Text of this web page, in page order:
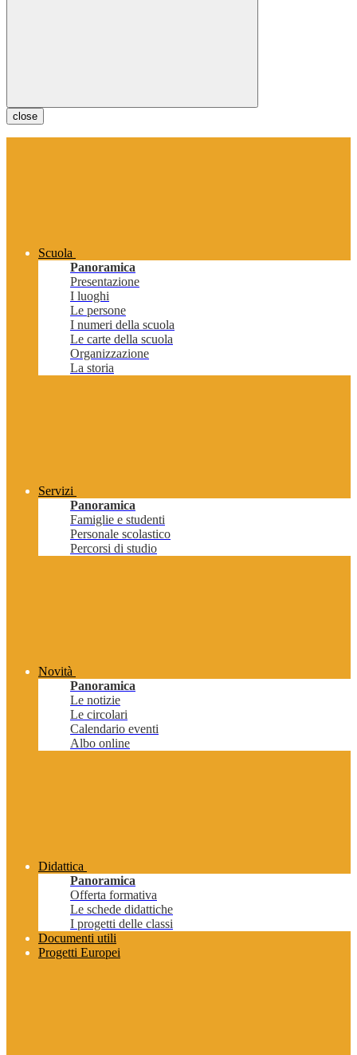
close
Scuola
Panoramica
Presentazione
I luoghi
Le persone
I numeri della scuola
Le carte della scuola
Organizzazione
La storia
Servizi
Panoramica
Famiglie e studenti
Personale scolastico
Percorsi di studio
Novità
Panoramica
Le notizie
Le circolari
Calendario eventi
Albo online
Didattica
Panoramica
Offerta formativa
Le schede didattiche
I progetti delle classi
Documenti utili
Progetti Europei